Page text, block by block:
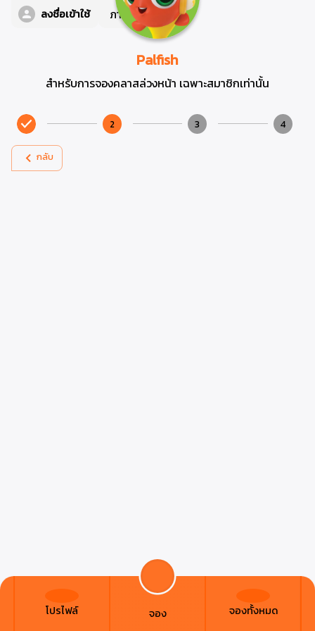
ลงชื่อเข้าใช้ ภาษา TH
Palfish
สำหรับการจองคลาสล่วงหน้า เฉพาะสมาชิกเท่านั้น
2 3 4
กลับ
โปรไฟล์ จอง จองทั้งหมด